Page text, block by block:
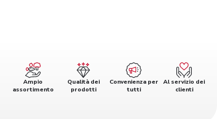
Ampio
assortimento
Qualità dei
prodotti
Convenienza per
tutti
Al servizio dei
clienti